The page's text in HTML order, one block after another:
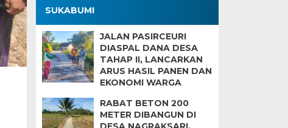
SUKABUMI
JALAN PASIRCEURI
DIASPAL DANA DESA
TAHAP II, LANCARKAN
ARUS HASIL PANEN DAN
EKONOMI WARGA
RABAT BETON 200
METER DIBANGUN DI